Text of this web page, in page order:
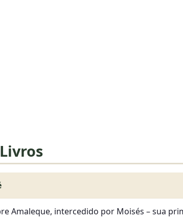
Amaleque, intercedido por Moisés – sua